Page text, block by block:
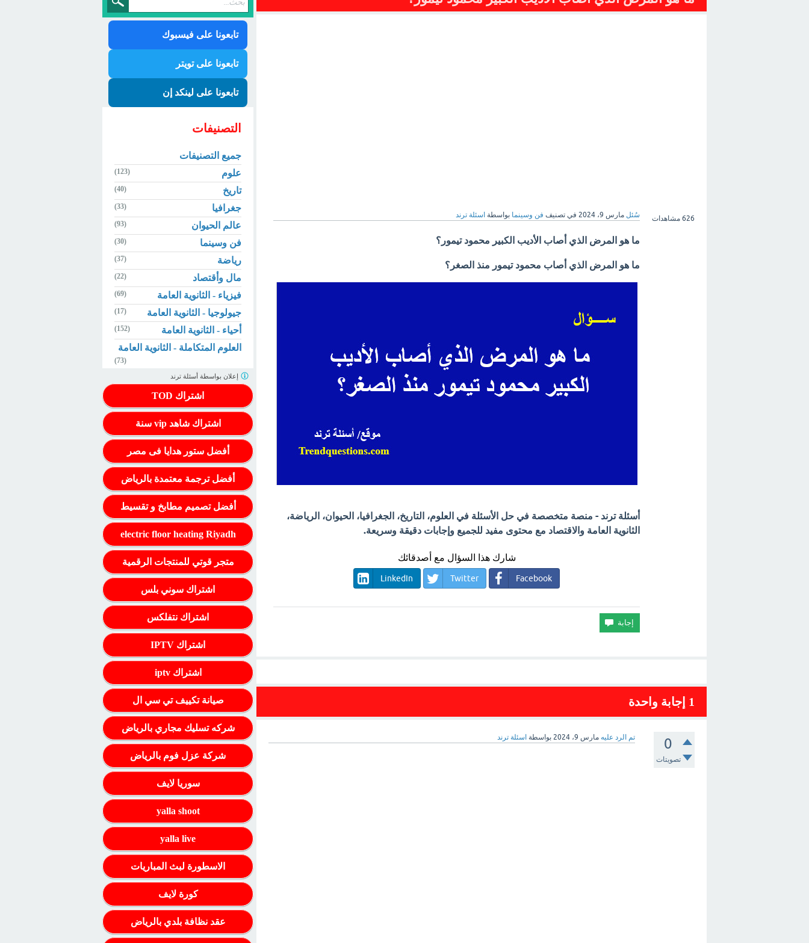
626 مشاهدات سُئل مارس 9، 2024 في تصنيف فن وسينما بواسطة اسئلة ترند
ما هو المرض الذي أصاب الأديب الكبير محمود تيمور؟
ما هو المرض الذي أصاب محمود تيمور منذ الصغر؟
أسئلة ترند - منصة متخصصة في حل الأسئلة في العلوم، التاريخ، الجغرافيا، الحيوان، الرياضة،
الثانوية العامة والاقتصاد مع محتوى مفيد للجميع وإجابات دقيقة وسريعة.
شارك هذا السؤال مع أصدقائك
Facebook
Twitter
LinkedIn
1 إجابة واحدة
0
تصويتات
تم الرد عليه مارس 9، 2024 بواسطة اسئلة ترند
تابعونا على فيسبوك
تابعونا على تويتر
تابعونا على لينكد إن
التصنيفات
جميع التصنيفات
علوم
(123)
تاريخ (40)
جغرافيا (33)
عالم الحيوان (93)
فن وسينما (30)
رياضة (37)
مال وأقتصاد (22)
فيزياء - الثانوية العامة (69)
جيولوجيا - الثانوية العامة (17)
أحياء - الثانوية العامة (152)
العلوم المتكاملة - الثانوية العامة
(73)
اشتراك TOD
اشتراك شاهد vip سنة
أفضل ستور هدايا فى مصر
أفضل ترجمة معتمدة بالرياض
أفضل تصميم مطابخ و تقسيط
electric floor heating Riyadh
متجر قوتي للمنتجات الرقمية
اشتراك سوني بلس
اشتراك نتفلكس
اشتراك IPTV
اشتراك iptv
صيانة تكييف تي سي ال
شركه تسليك مجاري بالرياض
شركة عزل فوم بالرياض
سوريا لايف
yalla shoot
yalla live
الاسطورة لبث المباريات
كورة لايف
عقد نظافة بلدي بالرياض
إعلان بواسطةأسئلة ترند